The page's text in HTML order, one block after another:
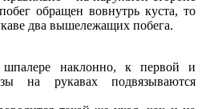
обращен вовнутрь куста, то
два вышележащих побега.
шпалере наклонно, к первой и
на рукавах подвязываются